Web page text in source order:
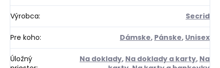
Výrobca: Secrid
Pre koho: Dámske, Pánske, Unisex
Úložný
Na doklady, Na doklady a karty, Na